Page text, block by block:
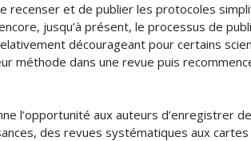
recenser et de publier les protocoles
jusqu’à présent, le processus de
décourageant pour certains
méthode dans une revue puis
l’opportunité aux auteurs d’enregistrer
des revues systématiques aux cartes